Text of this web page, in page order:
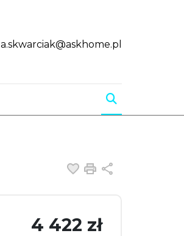
a.skwarciak@askhome.pl
Dodaj do
Drukuj
4 422 zł